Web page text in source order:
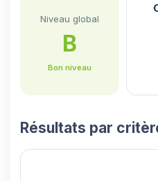
Niveau global
B
Bon niveau
Résultats par